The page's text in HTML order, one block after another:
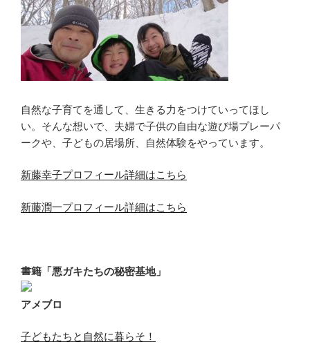
自然な子育てを通して、生きる力をつけていってほし
い。そんな想いで、夫婦で子供の自由な遊び場プレーパ
ークや、子どもの居場所、自然体験をやっています。
新藤幸子プロフィール詳細はこちら
新藤潤一プロフィール詳細はこちら
書籍「悪ガキたちの秘密基地」
アメブロ
子どもたちと自然に暮らそ！